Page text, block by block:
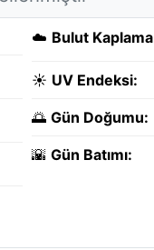
☁️ Bulut
☀️ UV Endeksi:
🌅 Gün Doğumu:
🌇 Gün Batımı: